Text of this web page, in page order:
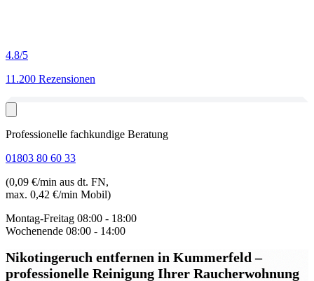
4.8/5
11.200 Rezensionen
Professionelle fachkundige Beratung
01803 80 60 33
(0,09 €/min aus dt. FN,
max. 0,42 €/min Mobil)
Montag-Freitag 08:00 - 18:00
Wochenende 08:00 - 14:00
Nikotingeruch entfernen in Kummerfeld–
professionelle Reinigung Ihrer Raucherwohnung